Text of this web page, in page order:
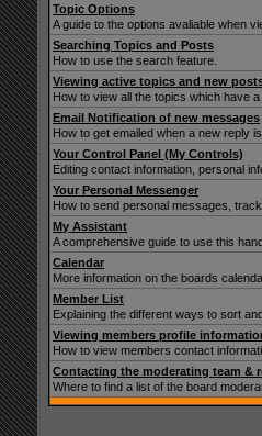
Topic Options
A guide to the options avaliable when
Searching Topics and Posts
How to use the search feature.
Viewing active topics and new
How to view all the topics which have
Email Notification of new messages
How to get emailed when a new reply
Your Control Panel (My Controls)
Editing contact information, personal
Your Personal Messenger
How to send personal messages,
My Assistant
A comprehensive guide to use this
Calendar
More information on the boards
Member List
Explaining the different ways to sort
Viewing members profile
How to view members contact
Contacting the moderating team &
Where to find a list of the board